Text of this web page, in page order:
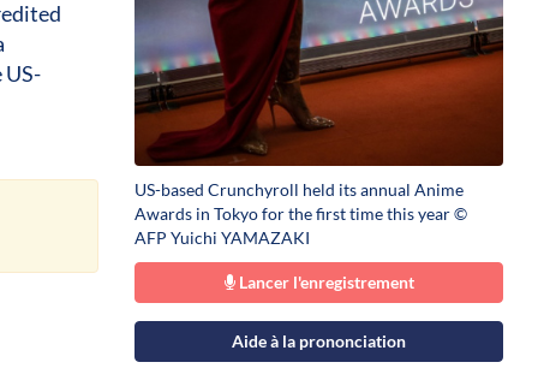
US-
US-based Crunchyroll held its annual Anime
Awards in Tokyo for the first time this year ©
AFP Yuichi YAMAZAKI
Lancer l'enregistrement
Aide à la prononciation